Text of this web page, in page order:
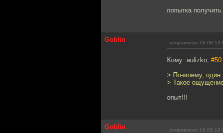
попытка
Goblin отправлено 16.08.13
Кому: aulizko, #50
> По-моему, один
> Такое
опыт!!!
Goblin отправлено 16.08.13